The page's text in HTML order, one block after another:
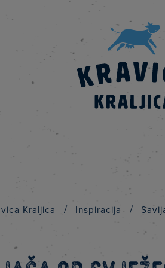
Kraljica / Inspiracija /